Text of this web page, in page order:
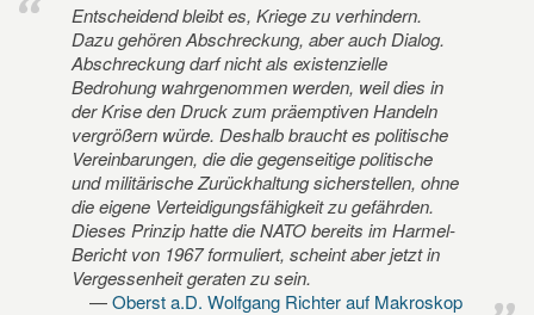
Entscheidend bleibt es, Kriege zu verhindern.
Dazu gehören Abschreckung, aber auch Dialog.
Abschreckung darf nicht als existenzielle
Bedrohung wahrgenommen werden, weil dies in
der Krise den Druck zum präemptiven Handeln
vergrößern würde. Deshalb braucht es politische
Vereinbarungen, die die gegenseitige politische
und militärische Zurückhaltung sicherstellen, ohne
die eigene Verteidigungsfähigkeit zu gefährden.
Dieses Prinzip hatte die NATO bereits im Harmel-
Bericht von 1967 formuliert, scheint aber jetzt in
Vergessenheit geraten zu sein.
Oberst a.D. Wolfgang Richter auf Makroskop